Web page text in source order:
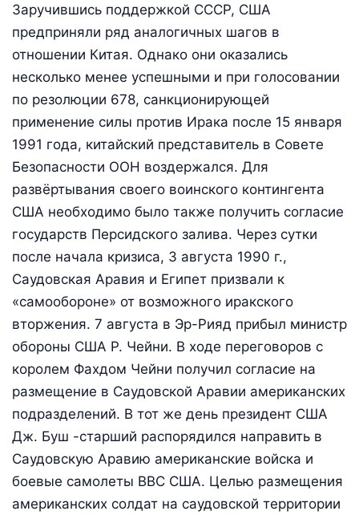
Заручившись поддержкой СССР, США
предприняли ряд аналогичных шагов в
отношении Китая. Однако они оказались
несколько менее успешными и при голосовании
по резолюции 678, санкционирующей
применение силы против Ирака после 15 января
1991 года, китайский представитель в Совете
Безопасности ООН воздержался. Для
развёртывания своего воинского контингента
США необходимо было также получить согласие
государств Персидского залива. Через сутки
после начала кризиса, 3 августа 1990 г.,
Саудовская Аравия и Египет призвали к
«самообороне» от возможного иракского
вторжения. 7 августа в Эр-Рияд прибыл министр
обороны США Р. Чейни. В ходе переговоров с
королем Фахдом Чейни получил согласие на
размещение в Саудовской Аравии американских
подразделений. В тот же день президент США
Дж. Буш -старший распорядился направить в
Саудовскую Аравию американские войска и
боевые самолеты ВВС США. Целью размещения
американских солдат на саудовской территории